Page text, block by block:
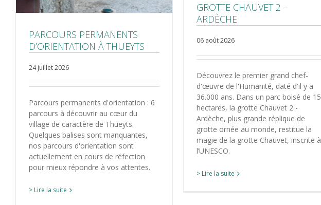
GROTTE CHAUVET 2 –
ARDÈCHE
06 août 2026
Découvrez le premier grand chef-
d'œuvre de l'Humanité, daté d'il y a
36.000 ans. Dans un parc boisé de 15
hectares, la grotte Chauvet 2 -
Ardèche, plus grande réplique de
grotte ornée au monde, restitue la
magie de la grotte Chauvet, inscrite à
l’UNESCO.
> Lire la suite
PARCOURS PERMANENTS
D’ORIENTATION À THUEYTS
24 juillet 2026
Parcours permanents d'orientation : 6
parcours à découvrir au cœur du
village de caractère de Thueyts.
Quelques balises sont manquantes,
nos parcours d'orientation sont
actuellement en cours de réfection
pour mieux répondre à vos attentes.
> Lire la suite